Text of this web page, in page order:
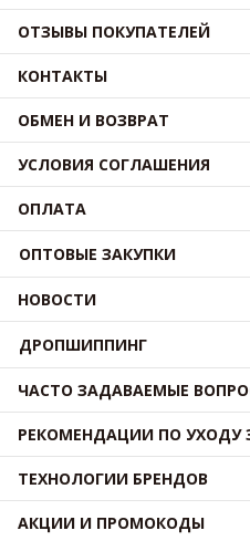
ОТЗЫВЫ ПОКУПАТЕЛЕЙ
КОНТАКТЫ
ОБМЕН И ВОЗВРАТ
УСЛОВИЯ СОГЛАШЕНИЯ
ОПЛАТА
ОПТОВЫЕ ЗАКУПКИ
НОВОСТИ
ДРОПШИППИНГ
ЧАСТО ЗАДАВАЕМЫЕ
РЕКОМЕНДАЦИИ ПО УХОДУ
ТЕХНОЛОГИИ БРЕНДОВ
АКЦИИ И ПРОМОКОДЫ